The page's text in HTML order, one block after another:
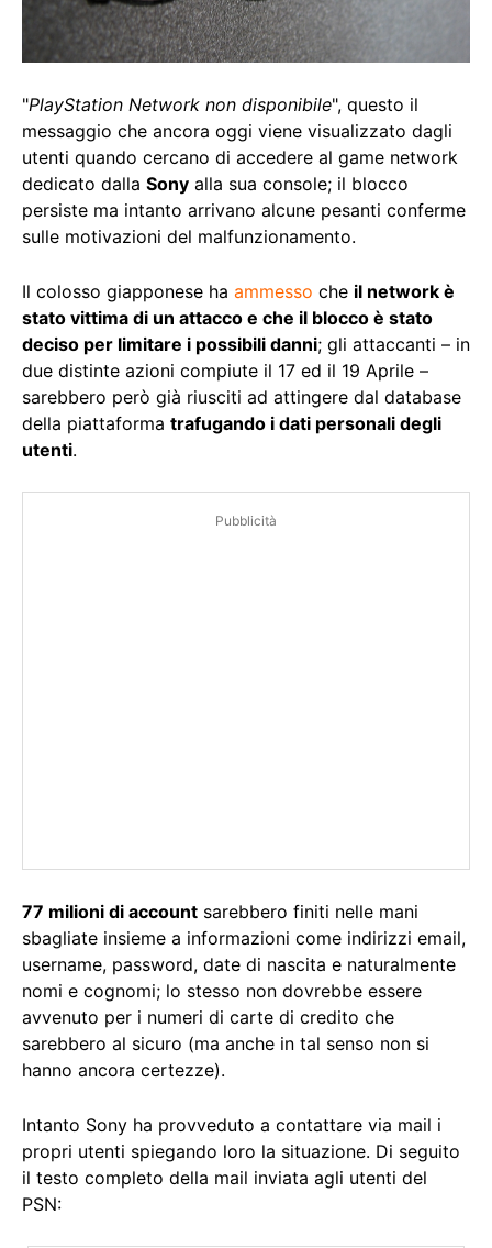
"PlayStation Network non disponibile", questo il
messaggio che ancora oggi viene visualizzato dagli
utenti quando cercano di accedere al game network
dedicato dalla Sony alla sua console; il blocco
persiste ma intanto arrivano alcune pesanti conferme
sulle motivazioni del malfunzionamento.
Il colosso giapponese ha ammesso che il network è
stato vittima di un attacco e che il blocco è stato
deciso per limitare i possibili danni; gli attaccanti – in
due distinte azioni compiute il 17 ed il 19 Aprile –
sarebbero però già riusciti ad attingere dal database
della piattaforma trafugando i dati personali degli
utenti.
Pubblicità
77 milioni di account sarebbero finiti nelle mani
sbagliate insieme a informazioni come indirizzi email,
username, password, date di nascita e naturalmente
nomi e cognomi; lo stesso non dovrebbe essere
avvenuto per i numeri di carte di credito che
sarebbero al sicuro (ma anche in tal senso non si
hanno ancora certezze).
Intanto Sony ha provveduto a contattare via mail i
propri utenti spiegando loro la situazione. Di seguito
il testo completo della mail inviata agli utenti del
PSN: